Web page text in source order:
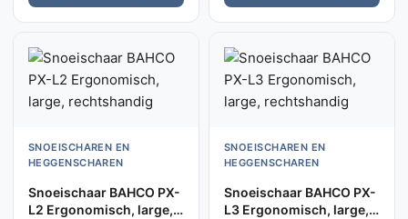
SNOEISCHAREN EN
HEGGENSCHAREN
Snoeischaar BAHCO PX-
L2 Ergonomisch, large,
SNOEISCHAREN EN
HEGGENSCHAREN
Snoeischaar BAHCO PX-
L3 Ergonomisch, large,